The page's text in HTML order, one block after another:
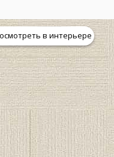
в интерьере